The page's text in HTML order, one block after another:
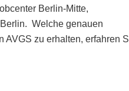
Berlin-Mitte,
Welche genauen
AVGS zu erhalten, erfahren